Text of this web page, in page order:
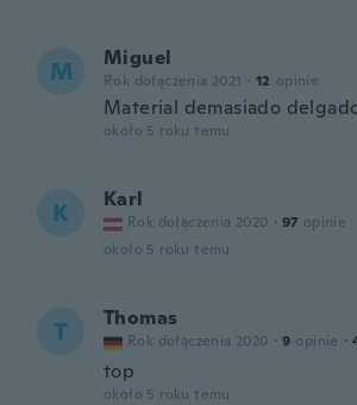
M Miguel
Rok dołączenia 2021 · 12 opinie
Material demasiado
około 5 roku temu
K Karl
Rok dołączenia 2020 · 97 opinie
około 5 roku temu
T Thomas
Rok dołączenia 2020 · 9 opinie ·
top
około 5 roku temu